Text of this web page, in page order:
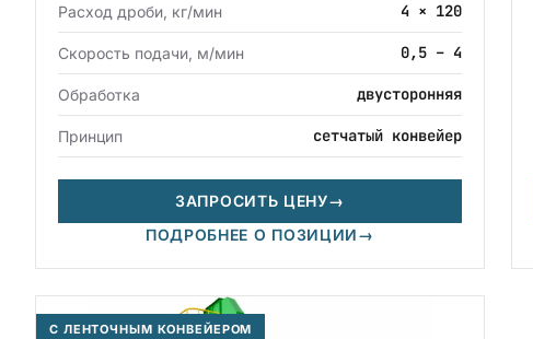
Расход дроби, кг/мин 4 × 120
Скорость подачи, м/мин 0,5 – 4
Обработка двусторонняя
Принцип сетчатый конвейер
ЗАПРОСИТЬ ЦЕНУ→
ПОДРОБНЕЕ О ПОЗИЦИИ→
С ЛЕНТОЧНЫМ КОНВЕЙЕРОМ